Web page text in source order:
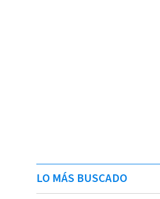
LO MÁS BUSCADO